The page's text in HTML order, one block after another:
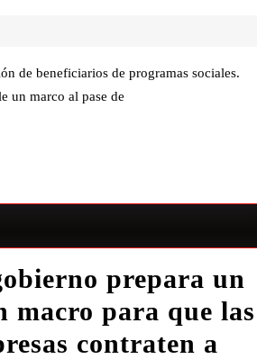
de beneficiarios de programas sociales.
un marco al pase de
prepara un
macro para que las
contraten a